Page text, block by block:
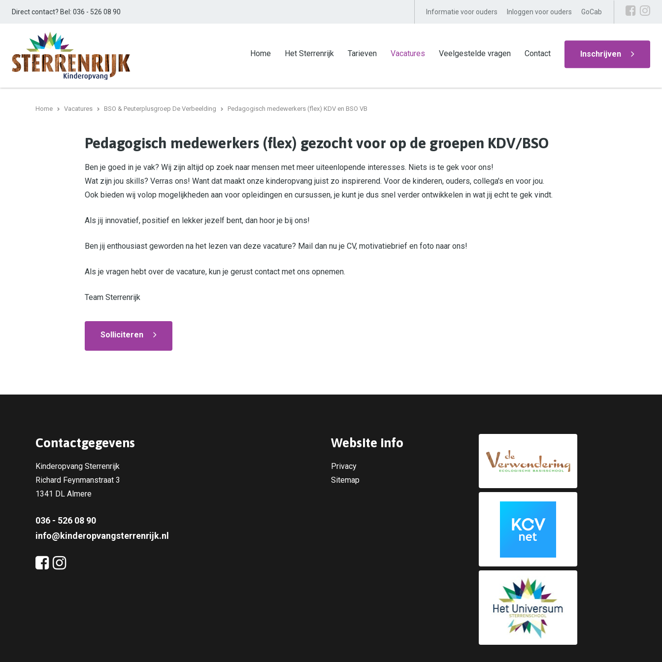
Direct contact? Bel: 036 - 526 08 90 Informatie voor ouders Inloggen voor ouders GoCab
Home Het Sterrenrijk Tarieven Vacatures Veelgestelde vragen Contact Inschrijven
Home Vacatures BSO & Peuterplusgroep De Verbeelding Pedagogisch medewerkers (flex) KDV en BSO VB
Pedagogisch medewerkers (flex) gezocht voor op de groepen KDV/BSO
Ben je goed in je vak? Wij zijn altijd op zoek naar mensen met meer uiteenlopende interesses. Niets is te gek voor ons!
Wat zijn jou skills? Verras ons! Want dat maakt onze kinderopvang juist zo inspirerend. Voor de kinderen, ouders, collega's en voor jou.
Ook bieden wij volop mogelijkheden aan voor opleidingen en cursussen, je kunt je dus snel verder ontwikkelen in wat jij echt te gek vindt.
Als jij innovatief, positief en lekker jezelf bent, dan hoor je bij ons!
Ben jij enthousiast geworden na het lezen van deze vacature? Mail dan nu je CV, motivatiebrief en foto naar ons!
Als je vragen hebt over de vacature, kun je gerust contact met ons opnemen.
Team Sterrenrijk
Solliciteren
Contactgegevens
Kinderopvang Sterrenrijk
Richard Feynmanstraat 3
1341 DL Almere
036 - 526 08 90
info@kinderopvangsterrenrijk.nl
Website info
Privacy
Sitemap